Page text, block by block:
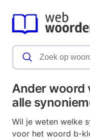
Ander woord
alle
Wil je weten welke
voor het woord b-